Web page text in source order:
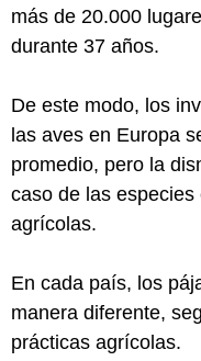
más de 20.000
durante 37 años.
De este modo, los
las aves en Europa
promedio, pero la
caso de las
agrícolas.
En cada país, los
manera diferente,
prácticas agrícolas.